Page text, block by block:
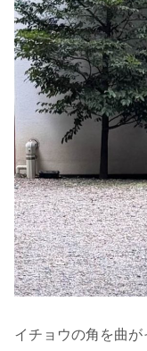
イチョウの角を曲